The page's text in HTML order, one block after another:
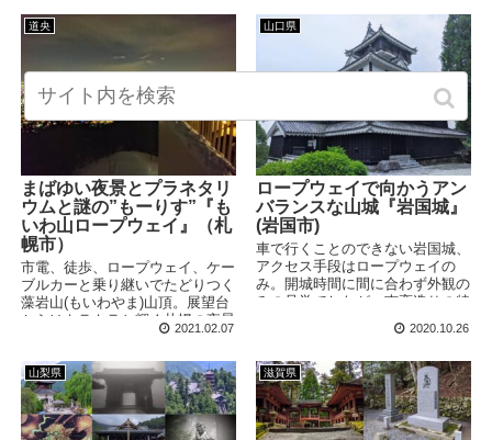
レンゲショウマを見ることができ
ます。 ■今回のコース 御岳駅→
ケーブルカー→レンゲショウマ群
生地→武蔵御嶽神社→七代の滝→
ロックガーデン→綾広の滝→長尾
平→ケーブルカー→御嶽駅 ■所要
時間 歩行時間：約4時間（...
色が見れるのもポイントです。
道央
まばゆい夜景とプラネタリ
ウムと謎の”もーりす”『も
いわ山ロープウェイ』（札
幌市）
市電、徒歩、ロープウェイ、ケー
ブルカーと乗り継いでたどりつく
藻岩山(もいわやま)山頂。展望台
からはキラキラと輝く札幌の夜景
を見ることができます。山頂には
ネタリウムも備えており、夜の観
光スポットとしてもばっちりで
す。
2021.02.07
山口県
ロープウェイで向かうアン
バランスな山城『岩国城』
(岩国市)
車で行くことのできない岩国城、
アクセス手段はロープウェイの
み。開城時間に間に合わず外観の
みの見学でしたが、南蛮造りの特
2020.10.26
山梨県 滋賀県